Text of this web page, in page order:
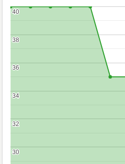
30
30
32
32
34
34
36
36
38
38
40
40